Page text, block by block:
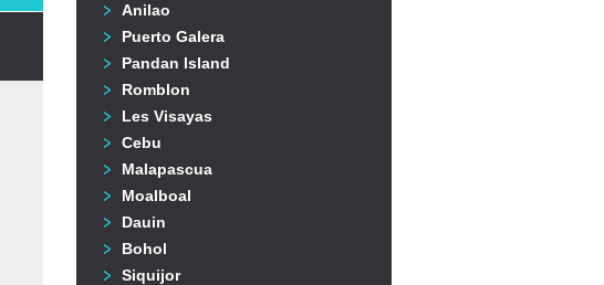
Anilao
Puerto Galera
Pandan Island
Romblon
Les Visayas
Cebu
Malapascua
Moalboal
Dauin
Bohol
Siquijor